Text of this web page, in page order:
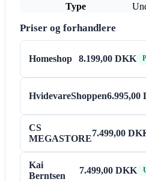
Type
Priser og forhandlere
Homeshop 8.199,00 DKK
HvidevareShoppen6.995,00
CS
MEGASTORE
7.499,00
Kai
Berntsen
7.499,00 DKK